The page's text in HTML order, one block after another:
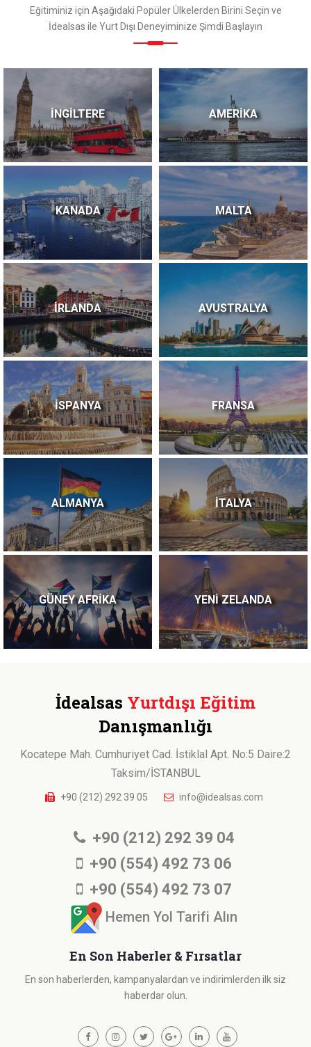
Eğitiminiz için Aşağıdaki Popüler Ülkelerden Birini Seçin ve
İdealsas ile Yurt Dışı Deneyiminize Şimdi Başlayın
İNGİLTERE AMERİKA
KANADA MALTA
İRLANDA AVUSTRALYA
İSPANYA FRANSA
ALMANYA İTALYA
GÜNEY AFRİKA YENİ ZELANDA
İdealsas Yurtdışı Eğitim
Danışmanlığı
Kocatepe Mah. Cumhuriyet Cad. İstiklal Apt. No:5 Daire:2
Taksim/İSTANBUL
+90 (212) 292 39 05 info@idealsas.com
+90 (212) 292 39 04
+90 (554) 492 73 06
+90 (554) 492 73 07
Hemen Yol Tarifi Alın
En Son Haberler & Fırsatlar
En son haberlerden, kampanyalardan ve indirimlerden ilk siz
haberdar olun.